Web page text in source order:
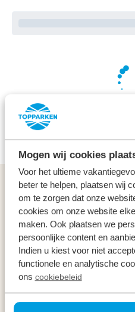
Mogen wij cookies
Voor het ultieme
beter te helpen, plaatsen wij
om te zorgen dat onze
cookies om onze website
maken. Ook plaatsen we
persoonlijke content en
Indien u kiest voor niet
functionele en analytische
ons cookiebeleid
We’re working hard on
General
Service & contact
Types
Specials